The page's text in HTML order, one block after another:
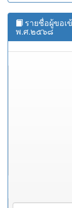
รายชื่อผู้ขอเ
พ.ศ.๒๕๖๘